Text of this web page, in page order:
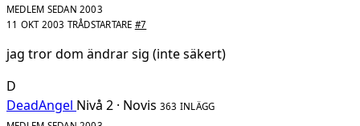
MEDLEM SEDAN 2003
11 OKT 2003 TRÅDSTARTARE #7
jag tror dom ändrar sig (inte säkert)
D
DeadAngel Nivå 2 · Novis 363 INLÄGG